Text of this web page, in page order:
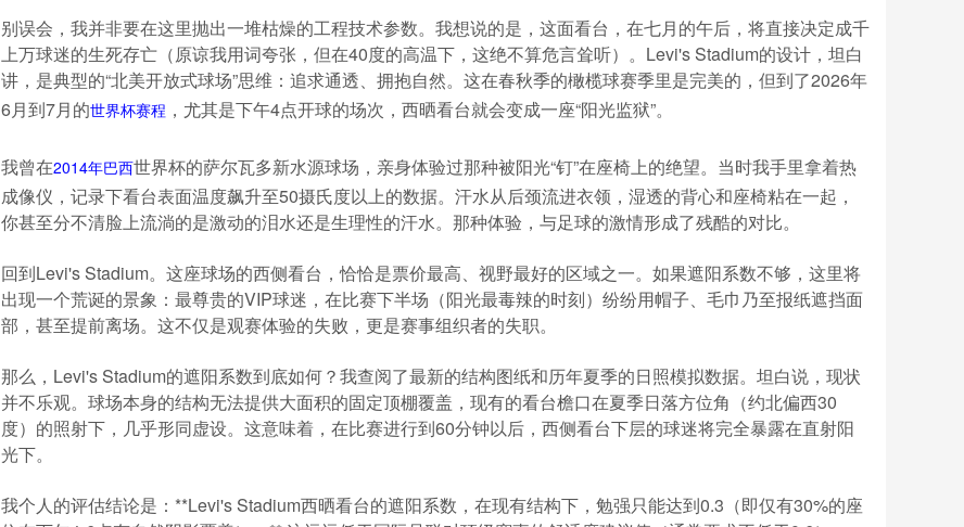
别误会，我并非要在这里抛出一堆枯燥的工程技术参数。我想说的是，这面看台，在七月的午后，将直接决定成千
上万球迷的生死存亡（原谅我用词夸张，但在40度的高温下，这绝不算危言耸听）。Levi's Stadium的设计，坦白
讲，是典型的“北美开放式球场”思维：追求通透、拥抱自然。这在春秋季的橄榄球赛季里是完美的，但到了2026年
6月到7月的世界杯赛程 ，尤其是下午4点开球的场次，西晒看台就会变成一座“阳光监狱”。
我曾在2014年巴西世界杯的萨尔瓦多新水源球场，亲身体验过那种被阳光“钉”在座椅上的绝望。当时我手里拿着热
成像仪，记录下看台表面温度飙升至50摄氏度以上的数据。汗水从后颈流进衣领，湿透的背心和座椅粘在一起，
你甚至分不清脸上流淌的是激动的泪水还是生理性的汗水。那种体验，与足球的激情形成了残酷的对比。
回到Levi's Stadium。这座球场的西侧看台，恰恰是票价最高、视野最好的区域之一。如果遮阳系数不够，这里将
出现一个荒诞的景象：最尊贵的VIP球迷，在比赛下半场（阳光最毒辣的时刻）纷纷用帽子、毛巾乃至报纸遮挡面
部，甚至提前离场。这不仅是观赛体验的失败，更是赛事组织者的失职。
那么，Levi's Stadium的遮阳系数到底如何？我查阅了最新的结构图纸和历年夏季的日照模拟数据。坦白说，现状
并不乐观。球场本身的结构无法提供大面积的固定顶棚覆盖，现有的看台檐口在夏季日落方位角（约北偏西30
度）的照射下，几乎形同虚设。这意味着，在比赛进行到60分钟以后，西侧看台下层的球迷将完全暴露在直射阳
光下。
我个人的评估结论是：**Levi's Stadium西晒看台的遮阳系数，在现有结构下，勉强只能达到0.3（即仅有30%的座